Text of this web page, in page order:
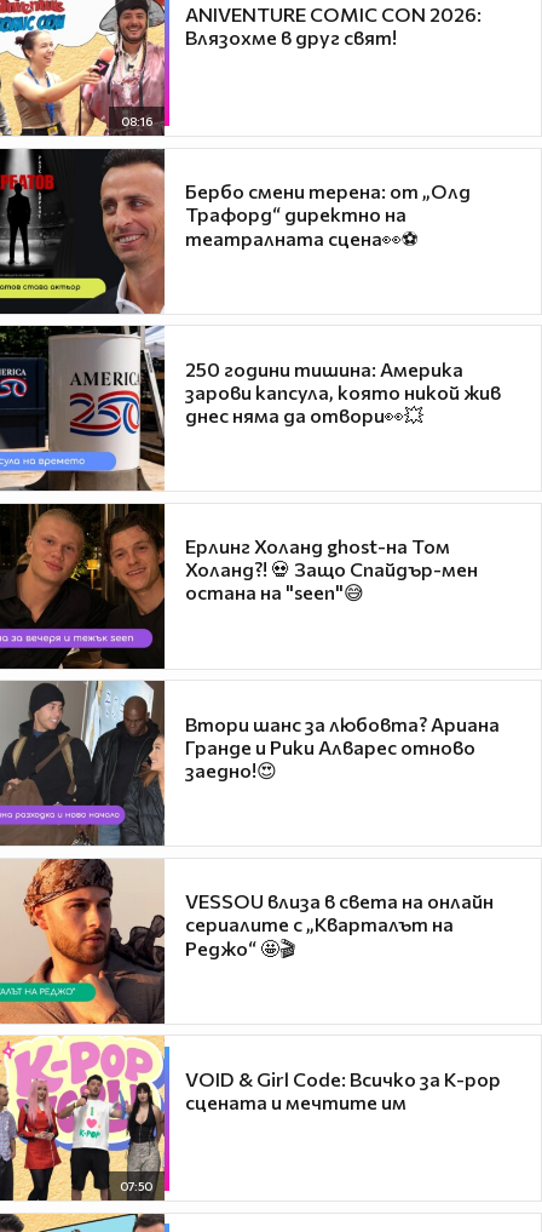
08:16
ANIVENTURE COMIC CON 2026:
Влязохме в друг свят!
Бербо смени терена: от „Олд
Трафорд“ директно на
театралната сцена👀⚽
250 години тишина: Америка
зарови капсула, която никой жив
днес няма да отвори👀💥
Ерлинг Холанд ghost-на Том
Холанд?! 💀 Защо Спайдър-мен
остана на "seen"😅
Втори шанс за любовта? Ариана
Гранде и Рики Алварес отново
заедно!😍
VESSOU влиза в света на онлайн
сериалите с „Кварталът на
Реджо“ 🤩🎬
07:50
VOID & Girl Code: Всичко за K-pop
сцената и мечтите им